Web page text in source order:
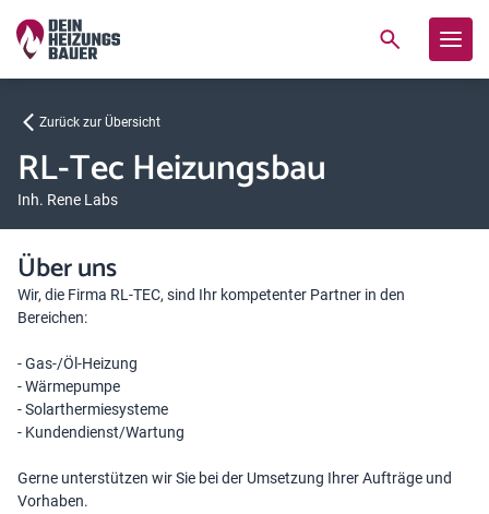
Zurück zur Übersicht
RL-Tec Heizungsbau
Inh. Rene Labs
Über uns
Wir, die Firma RL-TEC, sind Ihr kompetenter Partner in den
Bereichen:
- Gas-/Öl-Heizung
- Wärmepumpe
- Solarthermiesysteme
- Kundendienst/Wartung
Gerne unterstützen wir Sie bei der Umsetzung Ihrer Aufträge und
Vorhaben.